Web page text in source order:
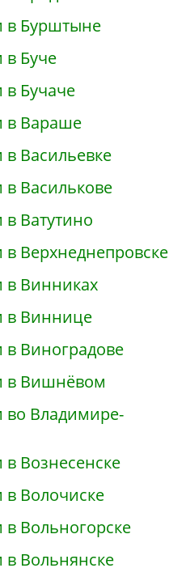
в Бурштыне
в Буче
в Бучаче
в Вараше
Васильевке
в Василькове
Ватутино
Верхнеднепровске
в Винниках
в Виннице
в Виноградове
в Вишнёвом
во Владимире-
Вознесенске
в Волочиске
Вольногорске
в Вольнянске